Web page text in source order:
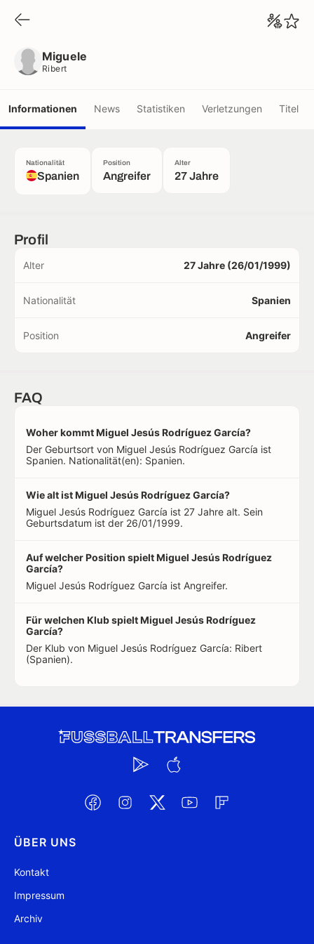
Miguele
Ribert
Informationen News Statistiken Verletzungen Titel
Nationalität
Spanien
Position
Angreifer
Alter
27 Jahre
Profil
Alter 27 Jahre (26/01/1999)
Nationalität Spanien
Position Angreifer
FAQ
Woher kommt Miguel Jesús Rodríguez García?
Der Geburtsort von Miguel Jesús Rodríguez García ist
Spanien. Nationalität(en): Spanien.
Wie alt ist Miguel Jesús Rodríguez García?
Miguel Jesús Rodríguez García ist 27 Jahre alt. Sein
Geburtsdatum ist der 26/01/1999.
Auf welcher Position spielt Miguel Jesús Rodríguez
García?
Miguel Jesús Rodríguez García ist Angreifer.
Für welchen Klub spielt Miguel Jesús Rodríguez
García?
Der Klub von Miguel Jesús Rodríguez García: Ribert
(Spanien).
ÜBER UNS
Kontakt
Impressum
Archiv